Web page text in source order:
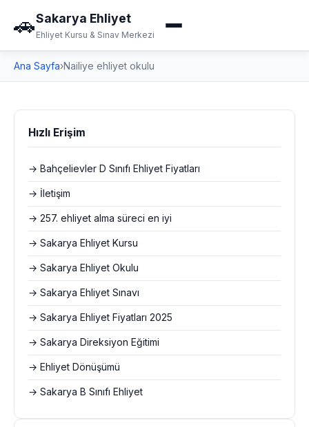
🚗Sakarya Ehliyet
Ehliyet Kursu & Sınav Merkezi
Ana Sayfa›Nailiye ehliyet okulu
Hızlı Erişim
→ Bahçelievler D Sınıfı Ehliyet Fiyatları
→ İletişim
→ 257. ehliyet alma süreci en iyi
→ Sakarya Ehliyet Kursu
→ Sakarya Ehliyet Okulu
→ Sakarya Ehliyet Sınavı
→ Sakarya Ehliyet Fiyatları 2025
→ Sakarya Direksiyon Eğitimi
→ Ehliyet Dönüşümü
→ Sakarya B Sınıfı Ehliyet